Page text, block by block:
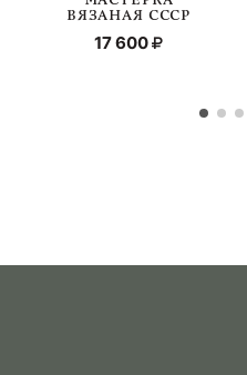
ВЯЗАНАЯ СССР
17 600